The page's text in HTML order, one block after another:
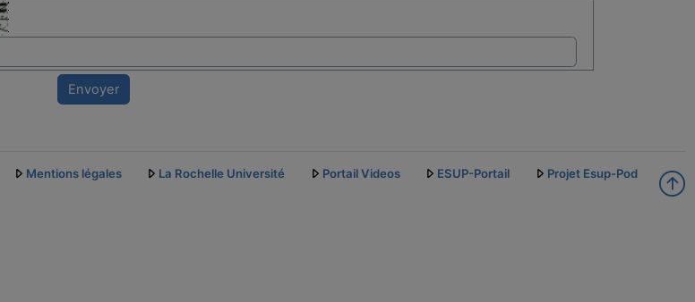
Envoyer
Mentions légales La Rochelle Université Portail Videos ESUP-Portail Projet Esup-Pod